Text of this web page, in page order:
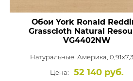
Обои York Ronald
Grasscloth Natural
VG4402NW
Натуральные, Америка,
Цена:
52 140 руб.